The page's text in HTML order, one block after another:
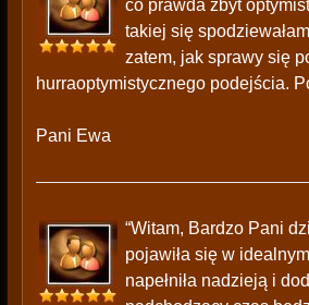
co prawda zbyt
takiej się
zatem, jak sprawy się
hurraoptymistycznego podejścia.
Pani Ewa
“Witam, Bardzo Pani
pojawiła się w
napełniła nadzieją i